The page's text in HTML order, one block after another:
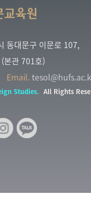
육원
동대문구 이문로 107,
본관 701호)
Email.
Studies. All Rights